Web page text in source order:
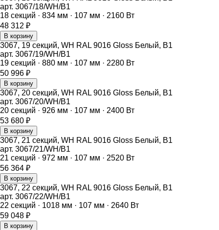
арт. 3067/18/WH/B1
18 секций · 834 мм · 107 мм · 2160 Вт
48 312 ₽
В корзину
3067, 19 секций, WH RAL 9016 Gloss Белый, B1
арт. 3067/19/WH/B1
19 секций · 880 мм · 107 мм · 2280 Вт
50 996 ₽
В корзину
3067, 20 секций, WH RAL 9016 Gloss Белый, B1
арт. 3067/20/WH/B1
20 секций · 926 мм · 107 мм · 2400 Вт
53 680 ₽
В корзину
3067, 21 секций, WH RAL 9016 Gloss Белый, B1
арт. 3067/21/WH/B1
21 секций · 972 мм · 107 мм · 2520 Вт
56 364 ₽
В корзину
3067, 22 секций, WH RAL 9016 Gloss Белый, B1
арт. 3067/22/WH/B1
22 секций · 1018 мм · 107 мм · 2640 Вт
59 048 ₽
В корзину